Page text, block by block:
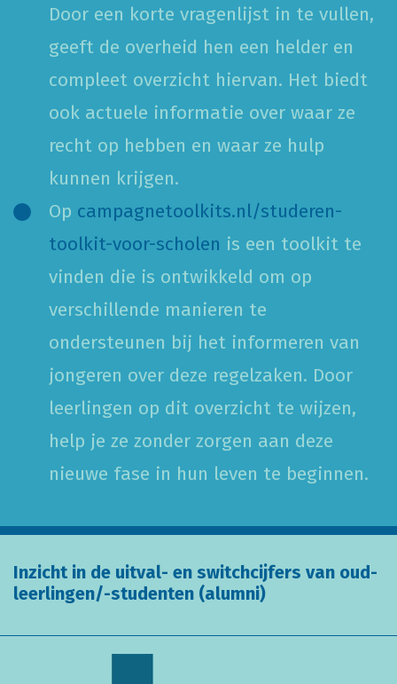
Door een korte vragenlijst in te vullen,
geeft de overheid hen een helder en
compleet overzicht hiervan. Het biedt
ook actuele informatie over waar ze
recht op hebben en waar ze hulp
kunnen krijgen.
Op campagnetoolkits.nl/studeren-
toolkit-voor-scholen is een toolkit te
vinden die is ontwikkeld om op
verschillende manieren te
ondersteunen bij het informeren van
jongeren over deze regelzaken. Door
leerlingen op dit overzicht te wijzen,
help je ze zonder zorgen aan deze
nieuwe fase in hun leven te beginnen.
Inzicht in de uitval- en switchcijfers van oud-
leerlingen/-studenten (alumni)